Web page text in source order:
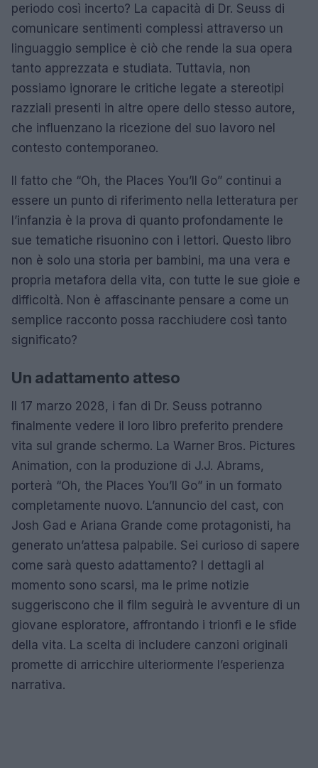
periodo così incerto? La capacità di Dr. Seuss di
comunicare sentimenti complessi attraverso un
linguaggio semplice è ciò che rende la sua opera
tanto apprezzata e studiata. Tuttavia, non
possiamo ignorare le critiche legate a stereotipi
razziali presenti in altre opere dello stesso autore,
che influenzano la ricezione del suo lavoro nel
contesto contemporaneo.
Il fatto che “Oh, the Places You’ll Go” continui a
essere un punto di riferimento nella letteratura per
l’infanzia è la prova di quanto profondamente le
sue tematiche risuonino con i lettori. Questo libro
non è solo una storia per bambini, ma una vera e
propria metafora della vita, con tutte le sue gioie e
difficoltà. Non è affascinante pensare a come un
semplice racconto possa racchiudere così tanto
significato?
Un adattamento atteso
Il 17 marzo 2028, i fan di Dr. Seuss potranno
finalmente vedere il loro libro preferito prendere
vita sul grande schermo. La Warner Bros. Pictures
Animation, con la produzione di J.J. Abrams,
porterà “Oh, the Places You’ll Go” in un formato
completamente nuovo. L’annuncio del cast, con
Josh Gad e Ariana Grande come protagonisti, ha
generato un’attesa palpabile. Sei curioso di sapere
come sarà questo adattamento? I dettagli al
momento sono scarsi, ma le prime notizie
suggeriscono che il film seguirà le avventure di un
giovane esploratore, affrontando i trionfi e le sfide
della vita. La scelta di includere canzoni originali
promette di arricchire ulteriormente l’esperienza
narrativa.